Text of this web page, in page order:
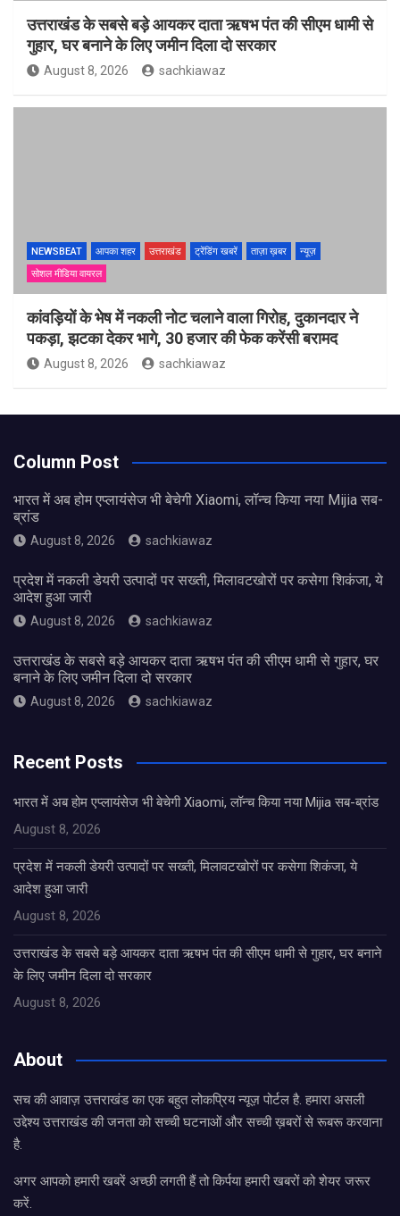
उत्तराखंड के सबसे बड़े आयकर दाता ऋषभ पंत की सीएम धामी से
गुहार, घर बनाने के लिए जमीन दिला दो सरकार
August 8, 2026 sachkiawaz
NEWSBEAT आपका शहर उत्तराखंड ट्रेंडिंग खबरें ताज़ा ख़बर
न्यूज़
सोशल मीडिया वायरल
कांवड़ियों के भेष में नकली नोट चलाने वाला गिरोह, दुकानदार ने
पकड़ा, झटका देकर भागे, 30 हजार की फेक करेंसी बरामद
August 8, 2026 sachkiawaz
Column Post
भारत में अब होम एप्लायंसेज भी बेचेगी Xiaomi, लॉन्च किया नया Mijia सब-
ब्रांड
August 8, 2026 sachkiawaz
प्रदेश में नकली डेयरी उत्पादों पर सख्ती, मिलावटखोरों पर कसेगा शिकंजा, ये
आदेश हुआ जारी
August 8, 2026 sachkiawaz
उत्तराखंड के सबसे बड़े आयकर दाता ऋषभ पंत की सीएम धामी से गुहार, घर
बनाने के लिए जमीन दिला दो सरकार
August 8, 2026 sachkiawaz
Recent Posts
भारत में अब होम एप्लायंसेज भी बेचेगी Xiaomi, लॉन्च किया नया Mijia सब-ब्रांड
August 8, 2026
प्रदेश में नकली डेयरी उत्पादों पर सख्ती, मिलावटखोरों पर कसेगा शिकंजा, ये
आदेश हुआ जारी
August 8, 2026
उत्तराखंड के सबसे बड़े आयकर दाता ऋषभ पंत की सीएम धामी से गुहार, घर बनाने
के लिए जमीन दिला दो सरकार
August 8, 2026
About
सच की आवाज़ उत्तराखंड का एक बहुत लोकप्रिय न्यूज़ पोर्टल है. हमारा असली
उद्देश्य उत्तराखंड की जनता को सच्ची घटनाओं और सच्ची ख़बरों से रूबरू करवाना
है.
अगर आपको हमारी खबरें अच्छी लगती हैं तो किर्पया हमारी खबरों को शेयर जरूर
करें.